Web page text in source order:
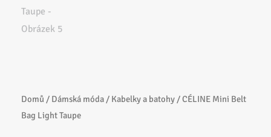
Domů / Dámská móda / Kabelky a batohy / CÉLINE Mini Belt
Bag Light Taupe